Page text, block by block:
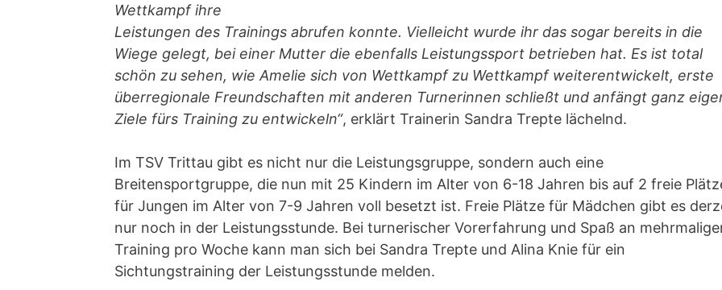
Wettkampf ihre
Leistungen des Trainings abrufen konnte. Vielleicht wurde ihr das sogar bereits in die
Wiege gelegt, bei einer Mutter die ebenfalls Leistungssport betrieben hat. Es ist total
schön zu sehen, wie Amelie sich von Wettkampf zu Wettkampf weiterentwickelt, erste
überregionale Freundschaften mit anderen Turnerinnen schließt und anfängt ganz
Ziele fürs Training zu entwickeln“, erklärt Trainerin Sandra Trepte lächelnd.
Im TSV Trittau gibt es nicht nur die Leistungsgruppe, sondern auch eine
Breitensportgruppe, die nun mit 25 Kindern im Alter von 6-18 Jahren bis auf 2 freie
für Jungen im Alter von 7-9 Jahren voll besetzt ist. Freie Plätze für Mädchen gibt es
nur noch in der Leistungsstunde. Bei turnerischer Vorerfahrung und Spaß an
Training pro Woche kann man sich bei Sandra Trepte und Alina Knie für ein
Sichtungstraining der Leistungsstunde melden.